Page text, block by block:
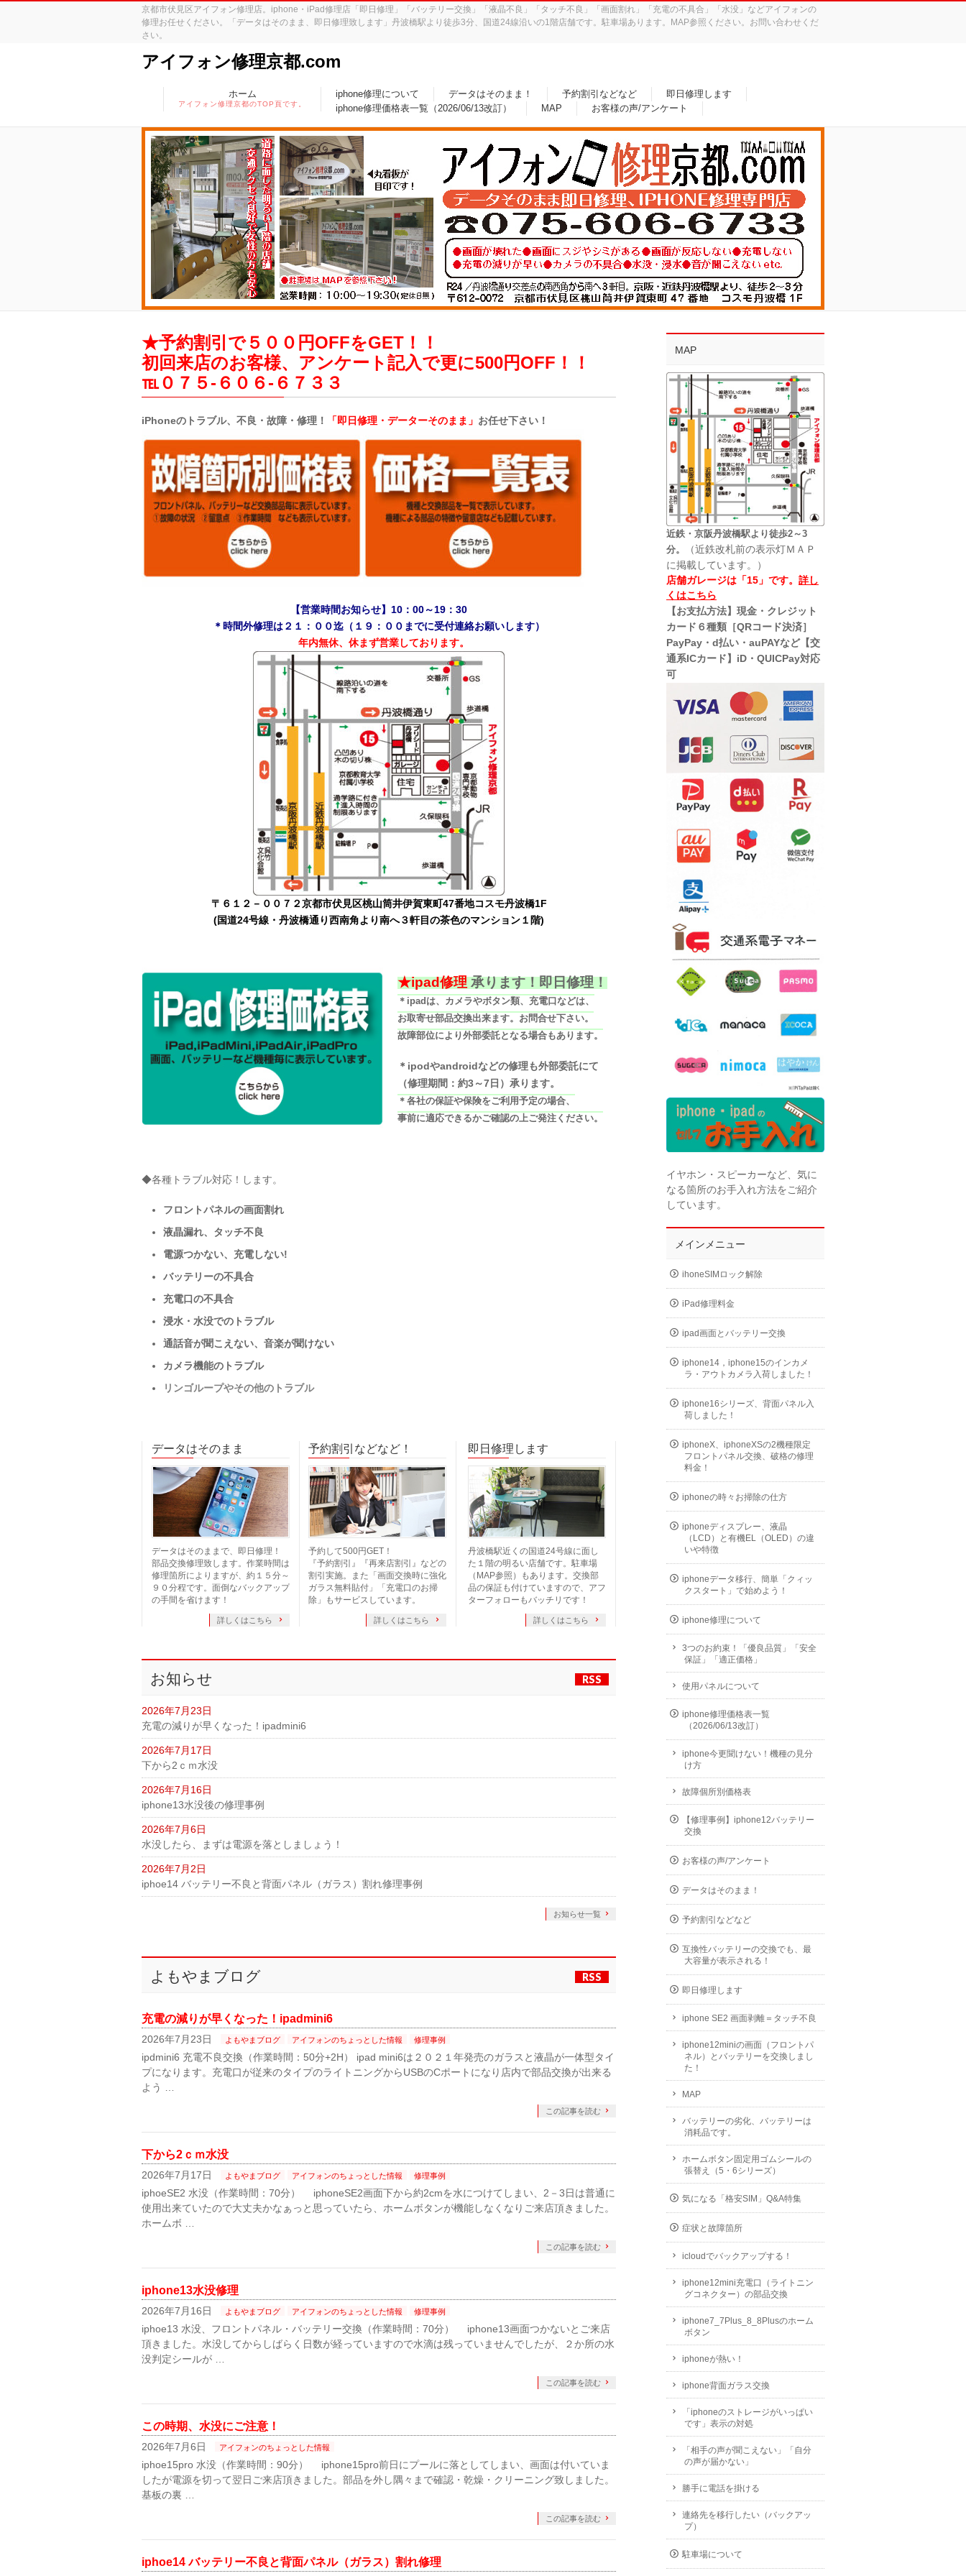
京都市伏見区アイフォン修理店。iphone・iPad修理店「即日修理」「バッテリー交換」「液晶不良」「タッチ不良」「画面割れ」「充電の不具合」「水没」などアイフォンの
修理お任せください。「データはそのまま、即日修理致します」丹波橋駅より徒歩3分、国道24線沿いの1階店舗です。駐車場あります。MAP参照ください。お問い合わせくだ
さい。
アイフォン修理京都.com
ホーム
アイフォン修理京都のTOP頁です。
iphone修理について データはそのまま！ 予約割引などなど
即日修理します
iphone修理価格表一覧（2026/06/13改訂）
MAP お客様の声/アンケート
★予約割引で５００円OFFをGET！！
初回来店のお客様、アンケート記入で更に500円OFF！！
℡０７５-６０６-６７３３
iPhoneのトラブル、不良・故障・修理！ 「即日修理・データーそのまま」 お任せ下さい！
【営業時間お知らせ】10：00～19：30
＊時間外修理は２１：００迄（１９：００までに受付連絡お願いします）
年内無休、休まず営業しております。
〒６１２－００７２京都市伏見区桃山筒井伊賀東町47番地コスモ丹波橋1F
(国道24号線・丹波橋通り西南角より南へ３軒目の茶色のマンション１階)
★ipad修理 承ります！即日修理！
＊ipadは、カメラやボタン類、充電口などは、
お取寄せ部品交換出来ます。お問合せ下さい。
故障部位により外部委託となる場合もあります。
＊ipodやandroidなどの修理も外部委託にて
（修理期間：約3～7日）承ります。
＊各社の保証や保険をご利用予定の場合、
事前に適応できるかご確認の上ご発注ください。
◆各種トラブル対応！します。
フロントパネルの画面割れ
液晶漏れ、タッチ不良
電源つかない、充電しない!
バッテリーの不具合
充電口の不具合
浸水・水没でのトラブル
通話音が聞こえない、音楽が聞けない
カメラ機能のトラブル
リンゴループやその他のトラブル
データはそのまま
データはそのままで、即日修理！
部品交換修理致します。作業時間は
修理箇所によりますが、約１５分～
９０分程です。面倒なバックアップ
の手間を省けます！
詳しくはこちら
予約割引などなど！
予約して500円GET！
『予約割引』『再来店割引』などの
割引実施。また「画面交換時に強化
ガラス無料貼付」「充電口のお掃
除」もサービスしています。
詳しくはこちら
即日修理します
丹波橋駅近くの国道24号線に面し
た１階の明るい店舗です。駐車場
（MAP参照）もあります。交換部
品の保証も付けていますので、アフ
ターフォローもバッチリです！
詳しくはこちら
お知らせ RSS
2026年7月23日
充電の減りが早くなった！ipadmini6
2026年7月17日
下から2ｃｍ水没
2026年7月16日
iphone13水没後の修理事例
2026年7月6日
水没したら、まずは電源を落としましょう！
2026年7月2日
iphoe14 バッテリー不良と背面パネル（ガラス）割れ修理事例
お知らせ一覧
よもやまブログ RSS
充電の減りが早くなった！ipadmini6
2026年7月23日 よもやまブログ アイフォンのちょっとした情報 修理事例
ipdmini6 充電不良交換（作業時間：50分+2H） ipad mini6は２０２１年発売のガラスと液晶が一体型タイ
プになります。充電口が従来のタイプのライトニングからUSBのCポートになり店内で部品交換が出来る
よう …
この記事を読む
下から2ｃｍ水没
2026年7月17日 よもやまブログ アイフォンのちょっとした情報 修理事例
iphoeSE2 水没（作業時間：70分） iphoneSE2画面下から約2cmを水につけてしまい、2－3日は普通に
使用出来ていたので大丈夫かなぁっと思っていたら、ホームボタンが機能しなくなりご来店頂きました。
ホームボ …
この記事を読む
iphone13水没修理
2026年7月16日 よもやまブログ アイフォンのちょっとした情報 修理事例
iphoe13 水没、フロントパネル・バッテリー交換（作業時間：70分） iphone13画面つかないとご来店
頂きました。水没してからしばらく日数が経っていますので水滴は残っていませんでしたが、２か所の水
没判定シールが …
この記事を読む
この時期、水没にご注意！
2026年7月6日 アイフォンのちょっとした情報
iphoe15pro 水没（作業時間：90分） iphone15pro前日にプールに落としてしまい、画面は付いていま
したが電源を切って翌日ご来店頂きました。部品を外し隅々まで確認・乾燥・クリーニング致しました。
基板の裏 …
この記事を読む
iphoe14 バッテリー不良と背面パネル（ガラス）割れ修理
MAP
近鉄・京阪丹波橋駅より徒歩2～3
分。
（近鉄改札前の表示灯ＭＡＰ
に掲載しています。）
店舗ガレージは「15」です。 詳し
くはこちら
【お支払方法】現金・クレジット
カード６種類［QRコード決済］
PayPay・d払い・auPAYなど【交
通系ICカード】iD・QUICPay対応
可
イヤホン・スピーカーなど、気に
なる箇所のお手入れ方法をご紹介
しています。
メインメニュー
ihoneSIMロック解除
iPad修理料金
ipad画面とバッテリー交換
iphone14，iphone15のインカメ
ラ・アウトカメラ入荷しました！
iphone16シリーズ、背面パネル入
荷しました！
iphoneX、iphoneXSの2機種限定
フロントパネル交換、破格の修理
料金！
iphoneの時々お掃除の仕方
iphoneディスプレー、液晶
（LCD）と有機EL（OLED）の違
いや特徴
iphoneデータ移行、簡単「クィッ
クスタート」で始めよう！
iphone修理について
3つのお約束！「優良品質」「安全
保証」「適正価格」
使用パネルについて
iphone修理価格表一覧
（2026/06/13改訂）
iphone今更聞けない！機種の見分
け方
故障個所別価格表
【修理事例】iphone12バッテリー
交換
お客様の声/アンケート
データはそのまま！
予約割引などなど
互換性バッテリーの交換でも、最
大容量が表示される！
即日修理します
iphone SE2 画面剥離＝タッチ不良
iphone12miniの画面（フロントパ
ネル）とバッテリーを交換しまし
た！
MAP
バッテリーの劣化、バッテリーは
消耗品です。
ホームボタン固定用ゴムシールの
張替え（5・6シリーズ）
気になる「格安SIM」Q&A特集
症状と故障箇所
icloudでバックアップする！
iphone12mini充電口（ライトニン
グコネクター）の部品交換
iphone7_7Plus_8_8Plusのホーム
ボタン
iphoneが熱い！
iphone背面ガラス交換
「iphoneのストレージがいっぱい
です」表示の対処
「相手の声が聞こえない」「自分
の声が届かない」
勝手に電話を掛ける
連絡先を移行したい（バックアッ
プ）
駐車場について